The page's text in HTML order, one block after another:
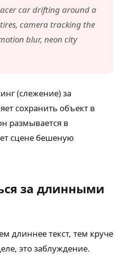
car drifting around a
camera tracking the
blur, neon city
(слежение) за
сохранить объект в
размывается в
сцене бешеную
за длинными
длиннее текст, тем круче
это заблуждение.